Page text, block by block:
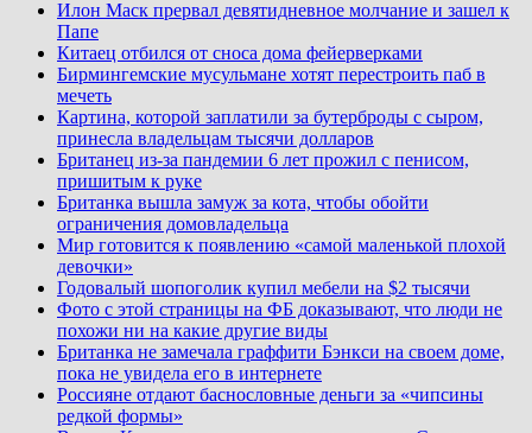
Илон Маск прервал девятидневное молчание и зашел к
Папе
Китаец отбился от сноса дома фейерверками
Бирмингемские мусульмане хотят перестроить паб в
мечеть
Картина, которой заплатили за бутерброды с сыром,
принесла владельцам тысячи долларов
Британец из-за пандемии 6 лет прожил с пенисом,
пришитым к руке
Британка вышла замуж за кота, чтобы обойти
ограничения домовладельца
Мир готовится к появлению «самой маленькой плохой
девочки»
Годовалый шопоголик купил мебели на $2 тысячи
Фото с этой страницы на ФБ доказывают, что люди не
похожи ни на какие другие виды
Британка не замечала граффити Бэнкси на своем доме,
пока не увидела его в интернете
Россияне отдают баснословные деньги за «чипсины
редкой формы»